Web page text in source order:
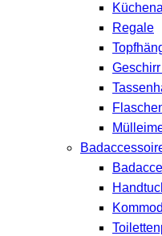
Regale